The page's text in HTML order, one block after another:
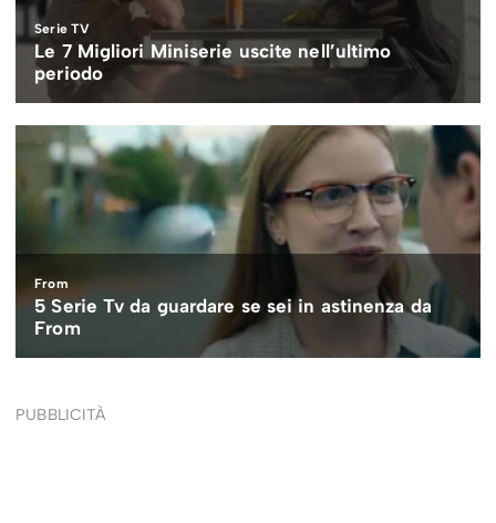
PUBBLICITÀ